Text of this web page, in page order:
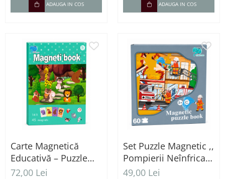
ADAUGA IN COS ADAUGA IN COS
Carte Magnetică
Educativă – Puzzle
Lumea Animalelor cu
72,00 Lei
Set Puzzle Magnetic ,,
Pompierii Neînfricați
" – 60 Piese
49,00 Lei